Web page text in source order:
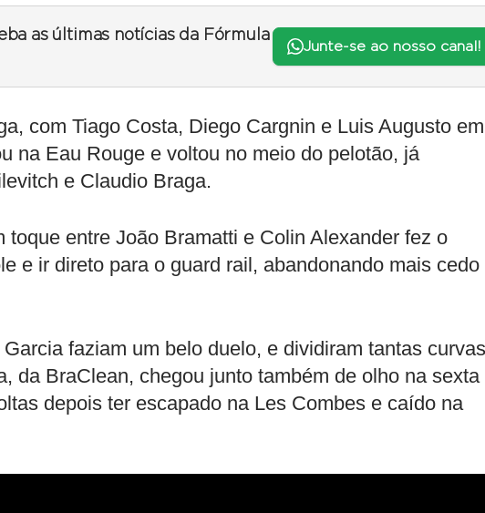
as últimas notícias da Fórmula
Junte-se ao nosso canal!
com Tiago Costa, Diego Cargnin e Luis Augusto em
na Eau Rouge e voltou no meio do pelotão, já
e Claudio Braga.
toque entre João Bramatti e Colin Alexander fez o
e ir direto para o guard rail, abandonando mais cedo
faziam um belo duelo, e dividiram tantas curvas
da BraClean, chegou junto também de olho na sexta
depois ter escapado na Les Combes e caído na